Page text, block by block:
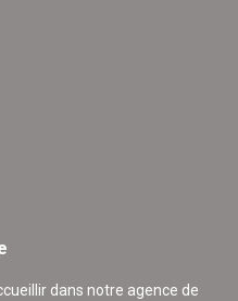
dans notre agence de